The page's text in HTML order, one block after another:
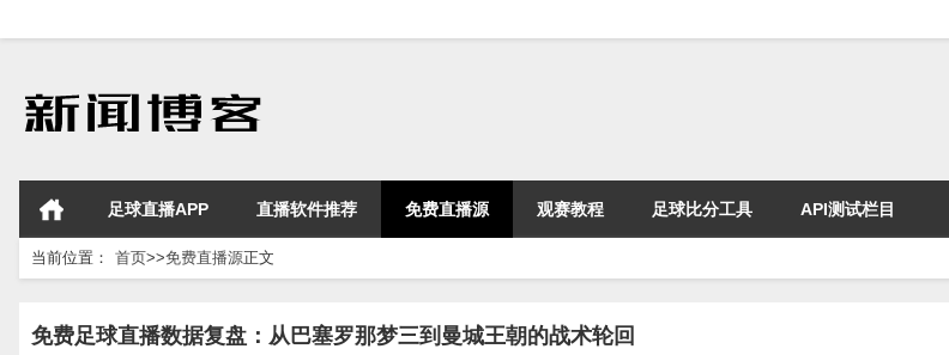
足球直播APP 直播软件推荐 免费直播源 观赛教程 足球比分工具 API测试栏目
当前位置： 首页>>免费直播源正文
免费足球直播数据复盘：从巴塞罗那梦三到曼城王朝的战术轮回